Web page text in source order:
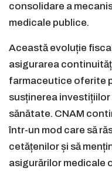
consolidare a
medicale publice.
Această evoluție
asigurarea
farmaceutice oferite
susținerea
sănătate. CNAM
într-un mod care să
cetățenilor și să
asigurărilor medicale